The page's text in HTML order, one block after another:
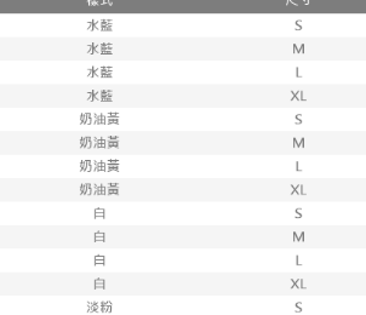
每筆NT$90，滿NT$999(含以上)免運費
離島郵局配送
每筆NT$90，滿NT$999(含以上)免運費
【宇迅國際】限一般住址，不支援智能櫃